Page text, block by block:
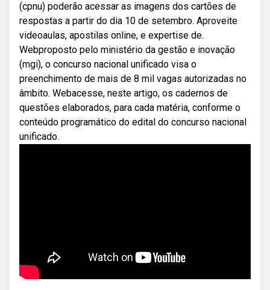
(cpnu) poderão acessar as imagens dos cartões de
respostas a partir do dia 10 de setembro. Aproveite
videoaulas, apostilas online, e expertise de.
Webproposto pelo ministério da gestão e inovação
(mgi), o concurso nacional unificado visa o
preenchimento de mais de 8 mil vagas autorizadas no
âmbito. Webacesse, neste artigo, os cadernos de
questões elaborados, para cada matéria, conforme o
conteúdo programático do edital do concurso nacional
unificado.